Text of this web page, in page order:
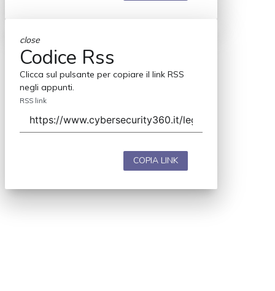
close
Codice Rss
Clicca sul pulsante per copiare il link RSS
negli appunti.
RSS link
COPIA LINK